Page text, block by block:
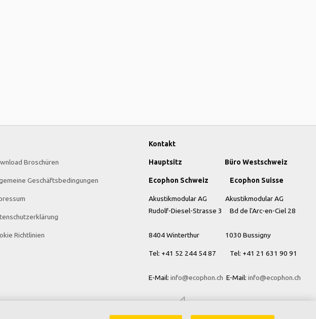
Broschüren
Geschäftsbedingungen
Richtlinien
Kontakt
Hauptsitz Büro Westschweiz
Ecophon Schweiz Ecophon Suisse
Akustikmodular AG Akustikmodular AG
Rudolf-Diesel-Strasse 3 Bd de l'Arc-en-Ciel 28
8404 Winterthur 1030 Bussigny
Tel: +41 52 244 54 87 Tel: +41 21 631 90 91
E-Mail: info@ecophon.ch E-Mail: info@ecophon.ch